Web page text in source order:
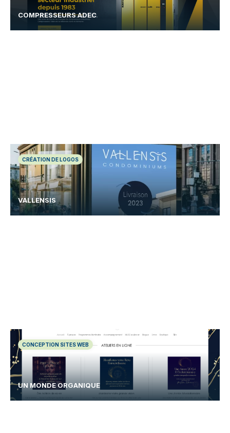
COMPRESSEURS ADEC
CRÉATION DE LOGOS
VALLENSIS
CONCEPTION SITES WEB
UN MONDE ORGANIQUE